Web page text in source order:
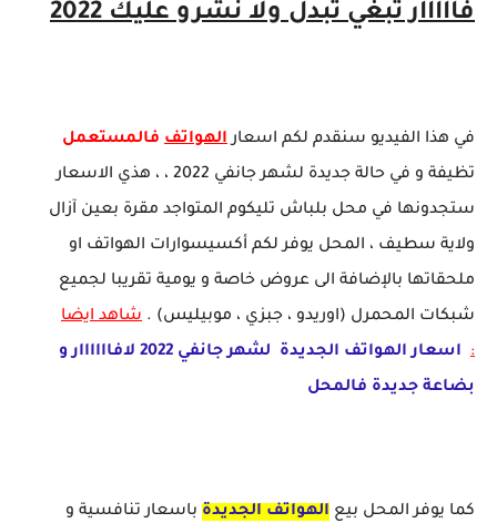
فااااار تبغي تبدل ولا نشرو عليك 2022
في هذا الفيديو سنقدم لكم اسعارالهواتف فالمستعمل
تظيفة و في حالة جديدة لشهر جانفي 2022 ، ، هذي الاسعار
ستجدونها في محل بلباش تليكوم المتواجد مقرة بعين آزال
ولاية سطيف ، المحل يوفر لكم أكسيسوارات الهواتف او
ملحقاتها بالإضافة الى عروض خاصة و يومية تقريبا لجميع
شبكات المحمرل (اوريدو ، جبزي ، موبيليس) . شاهد ايضا
:
اسعار الهواتف الجديدة لشهر جانفي 2022 لافاااااار و
بضاعة جديدة فالمحل
كما يوفر المحل بيع الهواتف الجديدة باسعار تنافسية و